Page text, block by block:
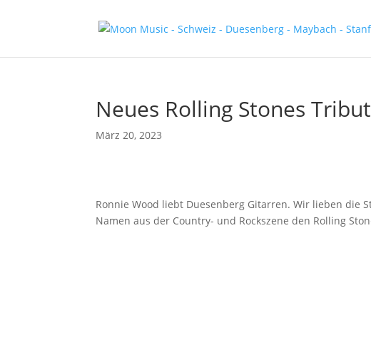
Neues Rolling Stones
März 20, 2023
Ronnie Wood liebt Duesenberg Gitarren. Wir lieben die
Namen aus der Country- und Rockszene den Rolling